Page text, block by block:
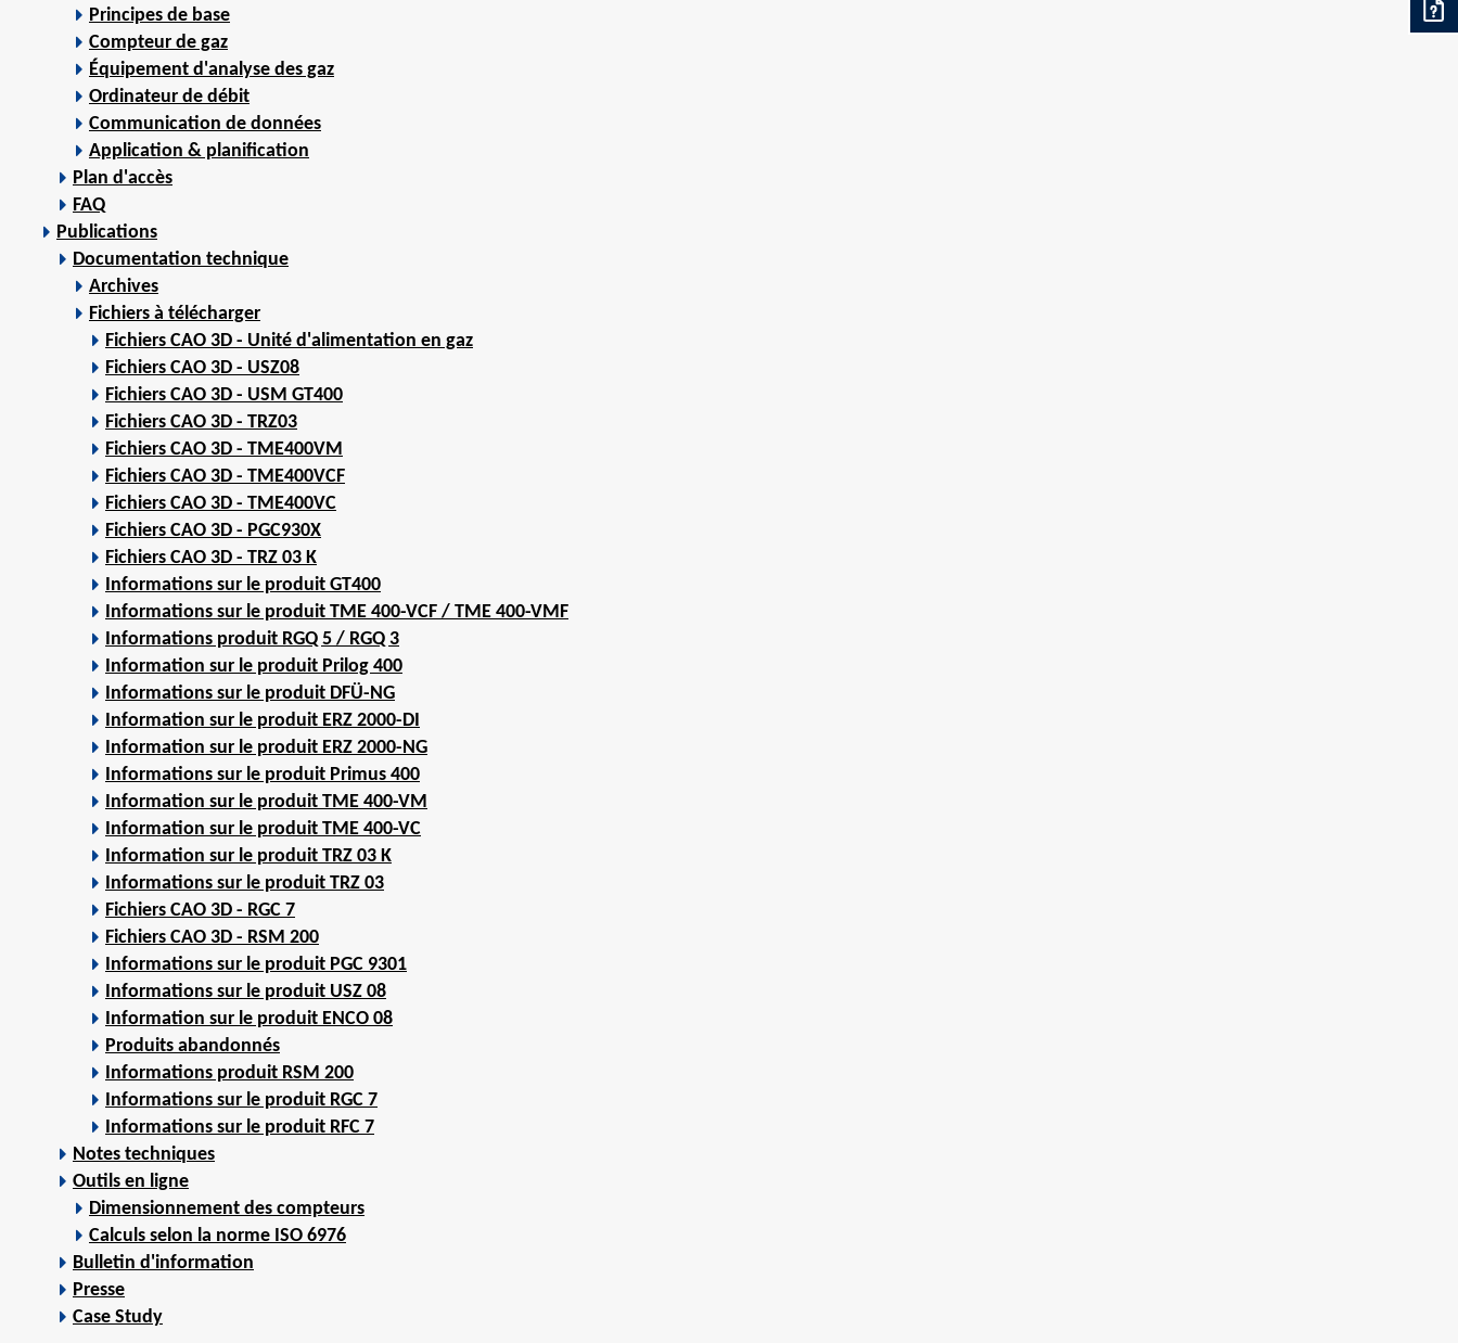
Principes de base
Compteur de gaz
Équipement d'analyse des gaz
Ordinateur de débit
Communication de données
Application & planification
Plan d'accès
FAQ
Publications
Documentation technique
Archives
Fichiers à télécharger
Fichiers CAO 3D - Unité d'alimentation en gaz
Fichiers CAO 3D - USZ08
Fichiers CAO 3D - USM GT400
Fichiers CAO 3D - TRZ03
Fichiers CAO 3D - TME400VM
Fichiers CAO 3D - TME400VCF
Fichiers CAO 3D - TME400VC
Fichiers CAO 3D - PGC930X
Fichiers CAO 3D - TRZ 03 K
Informations sur le produit GT400
Informations sur le produit TME 400-VCF / TME 400-VMF
Informations produit RGQ 5 / RGQ 3
Information sur le produit Prilog 400
Informations sur le produit DFÜ-NG
Information sur le produit ERZ 2000-DI
Information sur le produit ERZ 2000-NG
Informations sur le produit Primus 400
Information sur le produit TME 400-VM
Information sur le produit TME 400-VC
Information sur le produit TRZ 03 K
Informations sur le produit TRZ 03
Fichiers CAO 3D - RGC 7
Fichiers CAO 3D - RSM 200
Informations sur le produit PGC 9301
Informations sur le produit USZ 08
Information sur le produit ENCO 08
Produits abandonnés
Informations produit RSM 200
Informations sur le produit RGC 7
Informations sur le produit RFC 7
Notes techniques
Outils en ligne
Dimensionnement des compteurs
Calculs selon la norme ISO 6976
Bulletin d'information
Presse
Case Study